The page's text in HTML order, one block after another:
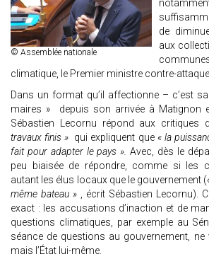
© Assemblée nationale
de
aux
climatique, le Premier ministre contre-
Dans un format qu’il affectionne – c’est
maires » depuis son arrivée à Matignon
Sébastien Lecornu répond aux critiques
travaux finis » qui expliquent que « la
fait pour adapter le pays ». Avec, dès le
peu biaisée de répondre, comme si les
autant les élus locaux que le gouvernement (
même bateau » , écrit Sébastien Lecornu).
exact : les accusations d’inaction et de
questions climatiques, par exemple au
séance de questions au gouvernement,
mais l’État lui-même.